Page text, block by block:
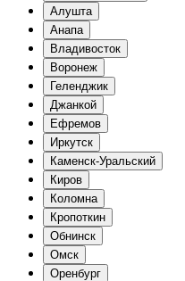
Алушта
Анапа
Владивосток
Воронеж
Геленджик
Джанкой
Ефремов
Иркутск
Каменск-Уральский
Киров
Коломна
Кропоткин
Обнинск
Омск
Оренбург